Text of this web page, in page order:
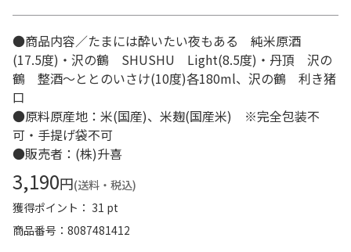
●商品内容／たまには酔いたい夜もある 純米原酒
(17.5度)・沢の鶴 SHUSHU Light(8.5度)・丹頂 沢の
鶴 整酒～ととのいさけ(10度)各180ml、沢の鶴 利き猪
口
●原料原産地：米(国産)、米麹(国産米) ※完全包装不
可・手提げ袋不可
●販売者：(株)升喜
3,190円(送料・税込)
獲得ポイント： 31 pt
商品番号
8087481412